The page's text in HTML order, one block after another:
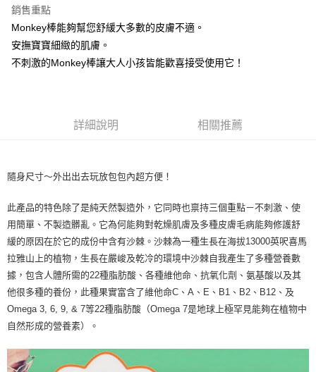
【關於「AFTEE先享後付」】
AFTEE先享後付是「在收到商品之後才付款」的支付方式。 讓您購物簡單
便利好安心！
１．簡單：不需註冊會員、不需綁卡、不需儲值。
２．便利：只要手機號碼，簡訊認證，即可結帳。
結帳頁面，進行簡訊認證並確認金額後，即可完成結帳。
※ 請注意：結帳手續完成當下不需立刻繳費，但若您需要取消訂單，請聯絡
※ 交易是否成功請以「AFTEE先享後付 」之結帳頁面顯示為準，若有關於
是否繳費成功／繳費後需取消欲退款等相關疑問，請聯繫「AFTEE先享後付
客戶支援中心」https://netprotections.freshdesk.com/support/home
【注意事項】
１．透過由恩沛科技股份有限公司提供之「AFTEE先享後付」服務完成之交
易，需依本服務之必要範圍內提供個人資料，並將交易相關給付款項請求債
２．關於個人資料處理事宜，請瀏覽以下網址：
https://aftee.tw/terms/#terms3
「AFTEE先享後付」，若未經同意申辦者引起之損失，本公司不負相關責
任。
ATM付款
貨到付款
免運費
貨到付款
免運費
銷售重點
Monkey棒能夠幫您舒緩大多數的皮膚不適。
安撫寶寶細緻的肌膚。
不刺激的Monkey棒讓大人小孩皆能歡喜接受使用它！
詳細說明 相關推薦
隨身尺寸～外出出去玩放包包內超方便！
此產品的特色除了是純天然製造外，它同時也禀持三個重點－不刺激、使
用簡單、不製造髒亂。它為何能夠對乾燥肌膚及多種皮膚毛病能夠修護舒
緩的原因在於它的成份中含有沙棘。沙棘為一種生長在海拔13000英呎喜馬
拉雅山上的植物，生長在嚴峻及乾冷的環境中沙棘自我產生了多種營養數
據，包含人體所需的22種脂肪酸、各種維他命、抗氧化劑、氨基酸以及其
他很多種的養份，此種果實富含了維他命C、A、E、B1、B2、B12、及
Omega 3, 6, 9, & 7等22種脂肪酸（Omega 7是地球上極罕見能夠在植物中
自然形成的營養素）。